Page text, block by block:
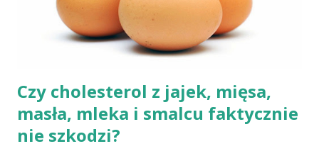
zagnieść ciasto, dodając mąkę w takiej ilości, aby ciasto nie kleiło
się do palców. Z kolei r...
Czy cholesterol z jajek, mięsa,
masła, mleka i smalcu faktycznie
nie szkodzi?